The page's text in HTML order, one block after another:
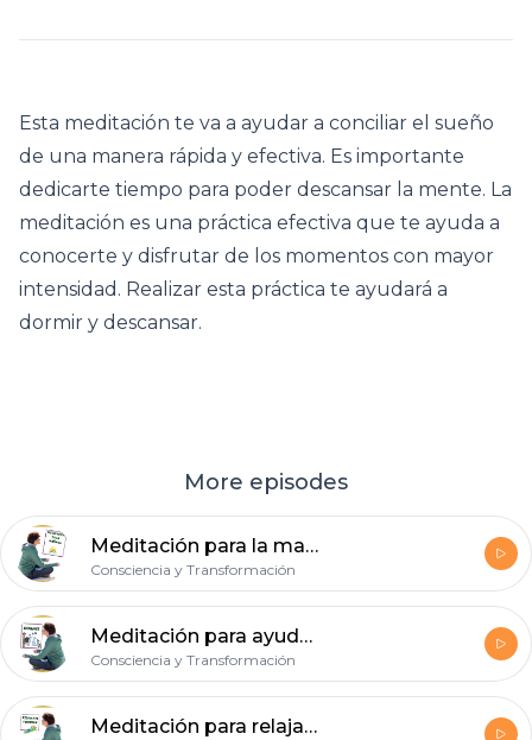
Esta meditación te va a ayudar a conciliar el sueño
de una manera rápida y efectiva. Es importante
dedicarte tiempo para poder descansar la mente. La
meditación es una práctica efectiva que te ayuda a
conocerte y disfrutar de los momentos con mayor
intensidad. Realizar esta práctica te ayudará a
dormir y descansar.
More episodes
Meditación para la mañana
Consciencia y Transformación
Meditación para ayudarte a dormir.
Consciencia y Transformación
Meditación para relajarte y dormir